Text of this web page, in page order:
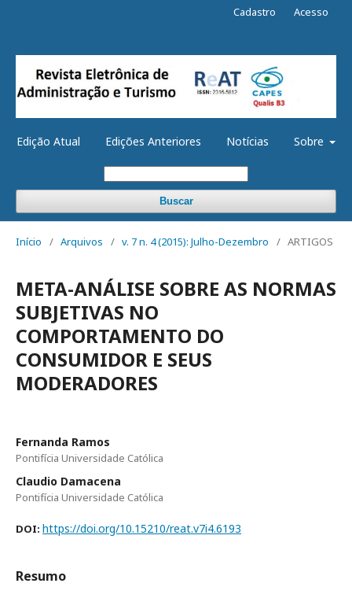
Edição Atual Edições Anteriores Notícias Sobre
Buscar
Cadastro Acesso
Início / Arquivos / v. 7 n. 4 (2015): Julho-Dezembro / ARTIGOS
META-ANÁLISE SOBRE AS NORMAS
SUBJETIVAS NO
COMPORTAMENTO DO
CONSUMIDOR E SEUS
MODERADORES
Fernanda Ramos
Pontifícia Universidade Católica
Claudio Damacena
Pontifícia Universidade Católica
DOI: https://doi.org/10.15210/reat.v7i4.6193
Resumo